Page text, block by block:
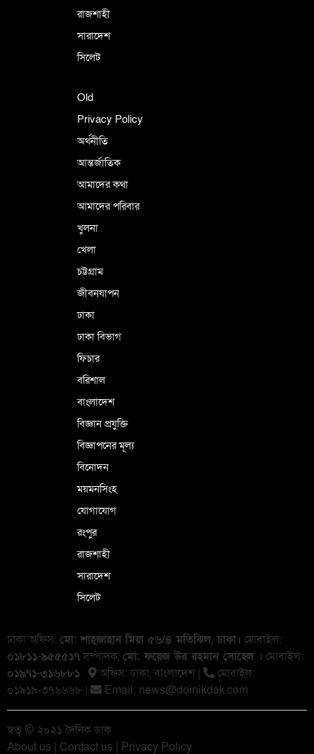
রাজশাহী
সারাদেশ
সিলেট
Old
Privacy Policy
অর্থনীতি
আন্তর্জাতিক
আমাদের কথা
আমাদের পরিবার
খুলনা
খেলা
চট্টগ্রাম
জীবনযাপন
ঢাকা
ঢাকা বিভাগ
ফিচার
বরিশাল
বাংলাদেশ
বিজ্ঞান প্রযুক্তি
বিজ্ঞাপনের মূল্য
বিনোদন
ময়মনসিংহ
যোগাযোগ
রংপুর
রাজশাহী
সারাদেশ
সিলেট
ঢাকা অফিস: মো: শাহ্জাহান মিয়া ৫৬/৪ মতিঝিল, ঢাকা। মোবাইল:
০১৮১১-৯৫৫৫১৭সম্পাদক, মো: ফয়েজ উর রহমান সোহেল । মোবাইল:
০১৯৭১-৩১৬৮৮১
অফিস: ঢাকা, বাংলা‌দেশ |
মোবাইল:
০১৯১৯-৩৭৬৬৬৮ |
Email: news@doinikdak.com
স্বত্ব © ২০২১ দৈনিক ডাক
About us | Contact us | Privacy Policy